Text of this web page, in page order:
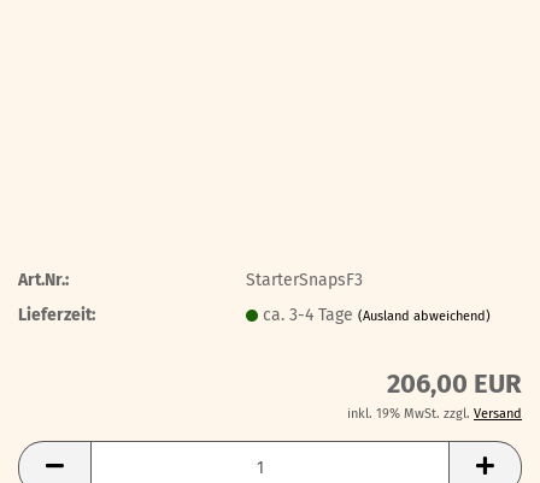
Art.Nr.:
StarterSnapsF3
Lieferzeit:
ca. 3-4 Tage(Ausland abweichend)
206,00 EUR
inkl. 19% MwSt. zzgl. Versand